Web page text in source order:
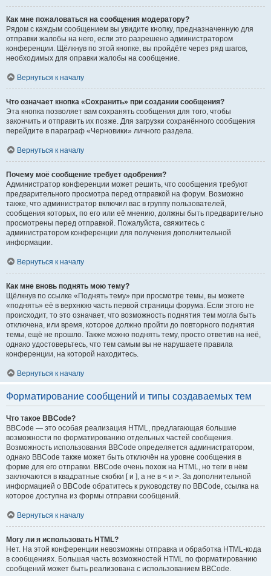
Как мне пожаловаться на сообщения модератору?
Рядом с каждым сообщением вы увидите кнопку, предназначенную для
отправки жалобы на него, если это разрешено администратором
конференции. Щёлкнув по этой кнопке, вы пройдёте через ряд шагов,
необходимых для оправки жалобы на сообщение.
Вернуться к началу
Что означает кнопка «Сохранить» при создании сообщения?
Эта кнопка позволяет вам сохранять сообщения для того, чтобы
закончить и отправить их позже. Для загрузки сохранённого сообщения
перейдите в параграф «Черновики» личного раздела.
Вернуться к началу
Почему моё сообщение требует одобрения?
Администратор конференции может решить, что сообщения требуют
предварительного просмотра перед отправкой на форум. Возможно
также, что администратор включил вас в группу пользователей,
сообщения которых, по его или её мнению, должны быть предварительно
просмотрены перед отправкой. Пожалуйста, свяжитесь с
администратором конференции для получения дополнительной
информации.
Вернуться к началу
Как мне вновь поднять мою тему?
Щёлкнув по ссылке «Поднять тему» при просмотре темы, вы можете
«поднять» её в верхнюю часть первой страницы форума. Если этого не
происходит, то это означает, что возможность поднятия тем могла быть
отключена, или время, которое должно пройти до повторного поднятия
темы, ещё не прошло. Также можно поднять тему, просто ответив на неё,
однако удостоверьтесь, что тем самым вы не нарушаете правила
конференции, на которой находитесь.
Вернуться к началу
Форматирование сообщений и типы создаваемых тем
Что такое BBCode?
BBCode — это особая реализация HTML, предлагающая большие
возможности по форматированию отдельных частей сообщения.
Возможность использования BBCode определяется администратором,
однако BBCode также может быть отключён на уровне сообщения в
форме для его отправки. BBCode очень похож на HTML, но теги в нём
заключаются в квадратные скобки [ и ], а не в < и >. За дополнительной
информацией о BBCode обратитесь к руководству по BBCode, ссылка на
которое доступна из формы отправки сообщений.
Вернуться к началу
Могу ли я использовать HTML?
Нет. На этой конференции невозможны отправка и обработка HTML-кода
в сообщениях. Большая часть возможностей HTML по форматированию
сообщений может быть реализована с использованием BBCode.